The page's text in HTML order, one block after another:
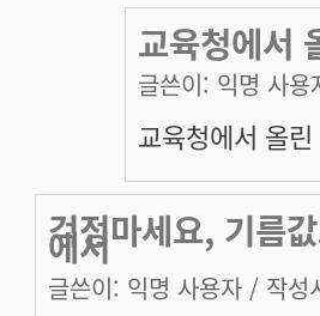
교육청에서
글쓴이: 익명 사용
교육청에서 올
걱정마세요, 기름
에서
글쓴이: 익명 사용자 / 작성